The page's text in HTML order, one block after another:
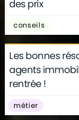
des prix
conseils
Les bonnes
agents
rentrée !
métier